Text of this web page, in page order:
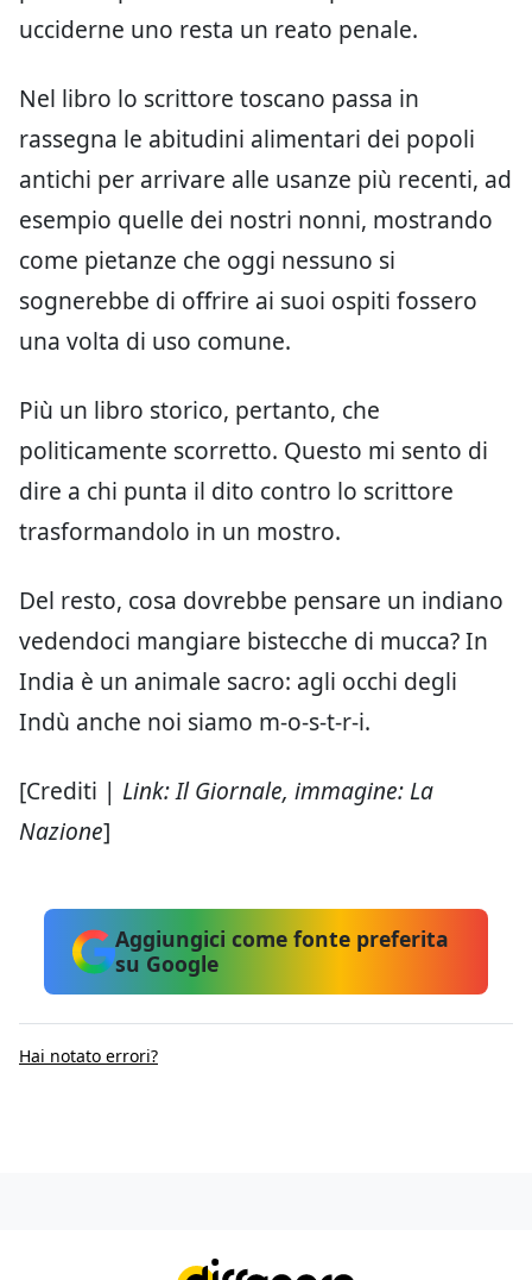
ucciderne uno resta un reato penale.
Nel libro lo scrittore toscano passa in
rassegna le abitudini alimentari dei popoli
antichi per arrivare alle usanze più recenti, ad
esempio quelle dei nostri nonni, mostrando
come pietanze che oggi nessuno si
sognerebbe di offrire ai suoi ospiti fossero
una volta di uso comune.
Più un libro storico, pertanto, che
politicamente scorretto. Questo mi sento di
dire a chi punta il dito contro lo scrittore
trasformandolo in un mostro.
Del resto, cosa dovrebbe pensare un indiano
vedendoci mangiare bistecche di mucca? In
India è un animale sacro: agli occhi degli
Indù anche noi siamo m-o-s-t-r-i.
[Crediti | Link: Il Giornale, immagine: La
Nazione]
Aggiungici come fonte preferita
su Google
Hai notato errori?